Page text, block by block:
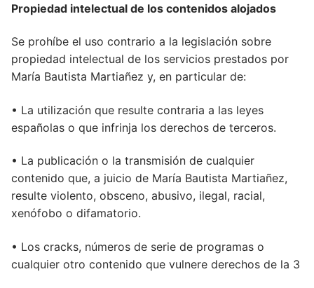
Propiedad intelectual de los contenidos alojados
Se prohíbe el uso contrario a la legislación sobre
propiedad intelectual de los servicios prestados por
María Bautista Martiañez y, en particular de:
• La utilización que resulte contraria a las leyes
españolas o que infrinja los derechos de terceros.
• La publicación o la transmisión de cualquier
contenido que, a juicio de María Bautista Martiañez,
resulte violento, obsceno, abusivo, ilegal, racial,
xenófobo o difamatorio.
• Los cracks, números de serie de programas o
cualquier otro contenido que vulnere derechos de la 3